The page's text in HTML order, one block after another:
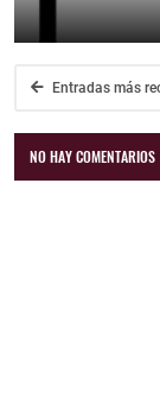
Entradas más
NO HAY COMENTARIOS